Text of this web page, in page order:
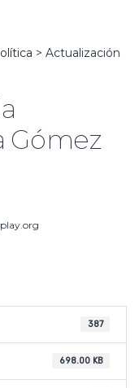
> Actualización
Gómez
387
698.00 KB